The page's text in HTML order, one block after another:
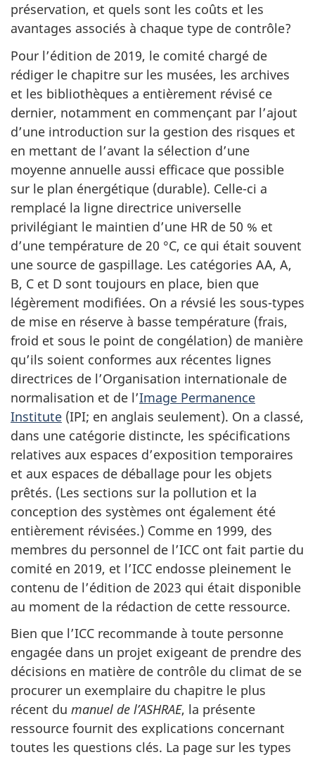
préservation, et quels sont les coûts et les
avantages associés à chaque type de contrôle?
Pour l’édition de 2019, le comité chargé de
rédiger le chapitre sur les musées, les archives
et les bibliothèques a entièrement révisé ce
dernier, notamment en commençant par l’ajout
d’une introduction sur la gestion des risques et
en mettant de l’avant la sélection d’une
moyenne annuelle aussi efficace que possible
sur le plan énergétique (durable). Celle-ci a
remplacé la ligne directrice universelle
privilégiant le maintien d’une HR de 50 % et
d’une température de 20 °C, ce qui était souvent
une source de gaspillage. Les catégories AA, A,
B, C et D sont toujours en place, bien que
légèrement modifiées. On a révsié les sous-types
de mise en réserve à basse température (frais,
froid et sous le point de congélation) de manière
qu’ils soient conformes aux récentes lignes
directrices de l’Organisation internationale de
normalisation et de l’Image Permanence
Institute (IPI; en anglais seulement). On a classé,
dans une catégorie distincte, les spécifications
relatives aux espaces d’exposition temporaires
et aux espaces de déballage pour les objets
prêtés. (Les sections sur la pollution et la
conception des systèmes ont également été
entièrement révisées.) Comme en 1999, des
membres du personnel de l’ICC ont fait partie du
comité en 2019, et l’ICC endosse pleinement le
contenu de l’édition de 2023 qui était disponible
au moment de la rédaction de cette ressource.
Bien que l’ICC recommande à toute personne
engagée dans un projet exigeant de prendre des
décisions en matière de contrôle du climat de se
procurer un exemplaire du chapitre le plus
récent du manuel de l’ASHRAE, la présente
ressource fournit des explications concernant
toutes les questions clés. La page sur les types